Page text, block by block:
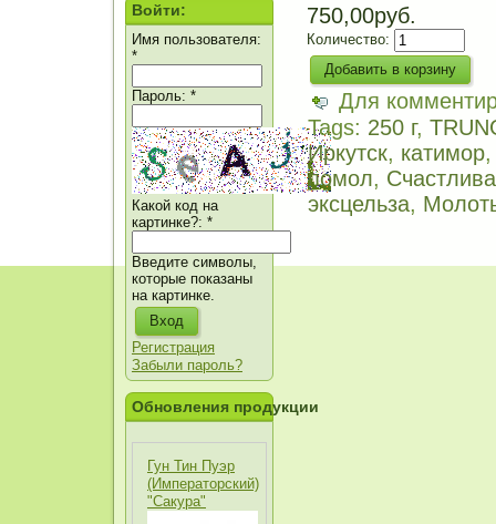
Войти:
Имя пользователя:
*
Пароль: *
Какой код на
картинке?: *
Введите символы,
которые показаны
на картинке.
Регистрация
Забыли пароль?
Обновления продукции
Гун Тин Пуэр
(Императорский)
"Сакура"
750,00руб.
Количество:
Для
Tags: 250 г,
Иркутск, катимор
помол,
эксцельза,